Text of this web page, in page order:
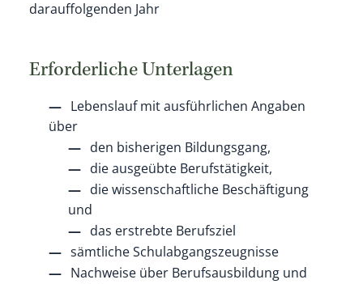
darauffolgenden Jahr
Erforderliche Unterlagen
Lebenslauf mit ausführlichen Angaben
über
den bisherigen Bildungsgang,
die ausgeübte Berufstätigkeit,
die wissenschaftliche Beschäftigung
und
das erstrebte Berufsziel
sämtliche Schulabgangszeugnisse
Nachweise über Berufsausbildung und